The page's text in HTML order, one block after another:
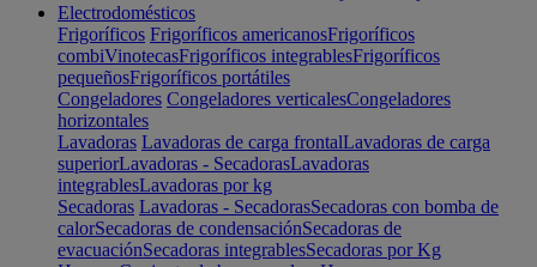
Electrodomésticos
Frigoríficos Frigoríficos americanosFrigoríficos
combiVinotecasFrigoríficos integrablesFrigoríficos
pequeñosFrigoríficos portátiles
Congeladores Congeladores verticalesCongeladores
horizontales
Lavadoras Lavadoras de carga frontalLavadoras de carga
superiorLavadoras - SecadorasLavadoras
integrablesLavadoras por kg
Secadoras Lavadoras - SecadorasSecadoras con bomba de
calorSecadoras de condensaciónSecadoras de
evacuaciónSecadoras integrablesSecadoras por Kg